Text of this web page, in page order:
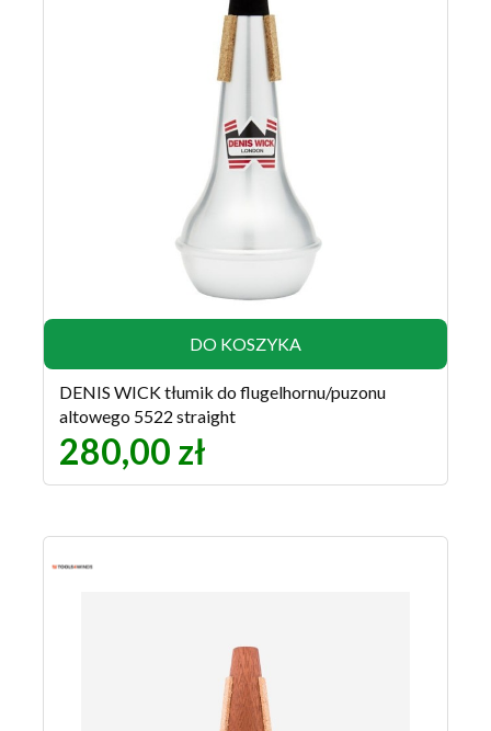
DO KOSZYKA
DENIS WICK tłumik do flugelhornu/puzonu
altowego 5522 straight
280,00 zł